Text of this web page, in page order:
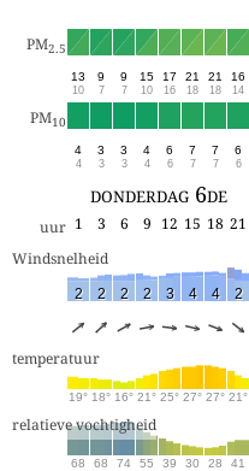
PM2.5
13
10
9
7
9
7
15
10
17
16
21
18
21
18
16
14
PM10
4
4
3
3
3
3
4
4
6
6
7
7
7
7
6
6
donderdag 6de
uur 1 3 6 9 12 15 18 21
Windsnelheid
2 2 2 2 3 4 4 2
temperatuur
19° 18° 16° 21° 25° 27° 27° 21°
relatieve vochtigheid
68 68 74 55 39 30 28 41